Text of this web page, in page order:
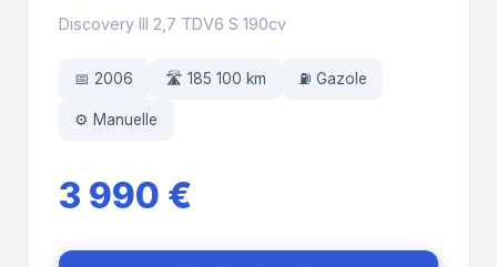
Discovery III 2,7 TDV6 S 190cv
📅 2006 🛣️ 185 100 km ⛽ Gazole
⚙️ Manuelle
3 990 €